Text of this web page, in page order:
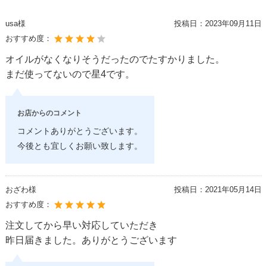
usa様 投稿日： 2023年09月11日
おすすめ度：
オイルがなくなりそうだったのでたすかりました。
まだ使ってないので星4です。
お店からのコメント
コメントありがとうございます。
今後とも宜しくお願い致します。
おざわ様 投稿日： 2021年05月14日
おすすめ度：
注文してから早い対応していただき
昨日届きました。ありがとうございます